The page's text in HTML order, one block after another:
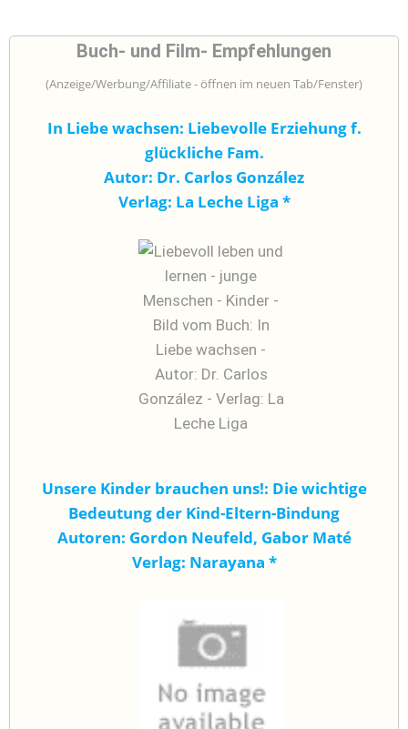
Buch- und Film- Empfehlungen
(Anzeige/Werbung/Affiliate - öffnen im neuen Tab/Fenster)
In Liebe wachsen: Liebevolle Erziehung f.
glückliche Fam.
Autor: Dr. Carlos González
Verlag: La Leche Liga *
Unsere Kinder brauchen uns!: Die wichtige
Bedeutung der Kind-Eltern-Bindung
Autoren: Gordon Neufeld, Gabor Maté
Verlag: Narayana *